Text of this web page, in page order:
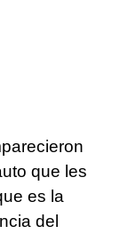
que les
es la
del